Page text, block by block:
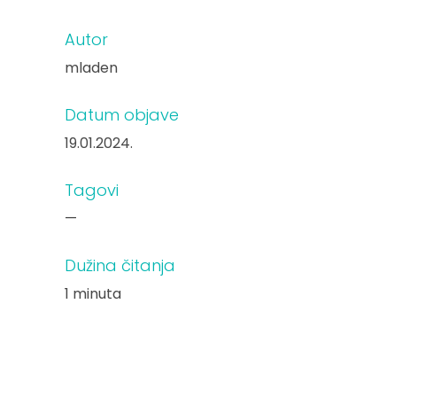
Autor
mladen
Datum objave
19.01.2024.
Tagovi
—
Dužina čitanja
1 minuta